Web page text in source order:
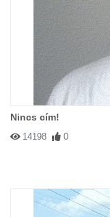
Nincs cím!
14198 0